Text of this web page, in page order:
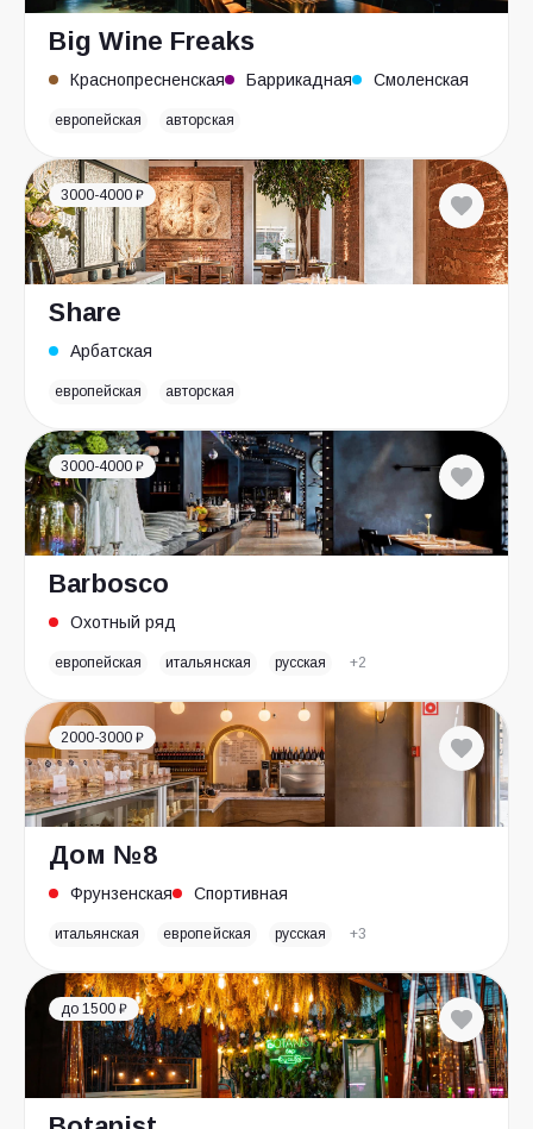
Big Wine Freaks
Краснопресненская Баррикадная Смоленская
европейская авторская
3000-4000 ₽
Share
Арбатская
европейская авторская
3000-4000 ₽
Barbosco
Охотный ряд
европейская итальянская русская +2
2000-3000 ₽
Дом №8
Фрунзенская Спортивная
итальянская европейская русская +3
до 1500 ₽